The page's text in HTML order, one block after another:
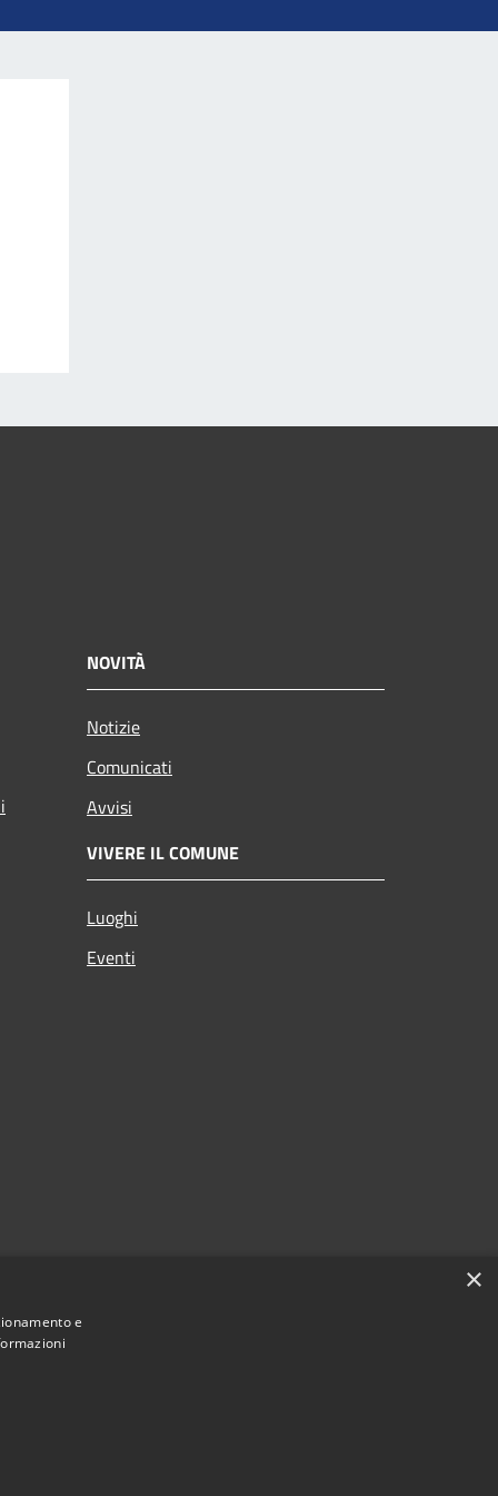
NOVITÀ
Notizie
Comunicati
Avvisi
VIVERE IL COMUNE
Luoghi
Eventi
×
e